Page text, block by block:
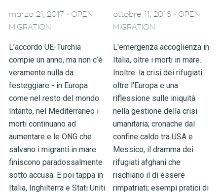
marzo 21, 2017 - OPEN
MIGRATION
L’accordo UE-Turchia
compie un anno, ma non c’è
veramente nulla da
festeggiare - in Europa
come nel resto del mondo.
Intanto, nel Mediterraneo i
morti continuano ad
aumentare e le ONG che
salvano i migranti in mare
finiscono paradossalmente
sotto accusa. E poi tappa in
Italia, Inghilterra e Stati Uniti
ottobre 11, 2016 - OPEN
MIGRATION
L'emergenza accoglienza in
Italia, oltre i morti in mare.
Inoltre: la crisi dei rifugiati
oltre l'Europa e una
riflessione sulle iniquità
nella gestione della crisi
umanitaria; cronache dal
confine caldo tra USA e
Messico; il dramma dei
rifugiati afghani che
rischiano il di essere
rimpatriati; esempi pratici di